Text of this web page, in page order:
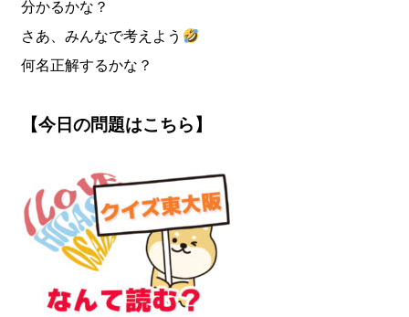
分かるかな？
さあ、みんなで考えよう
何名正解するかな？
【今日の問題はこちら】